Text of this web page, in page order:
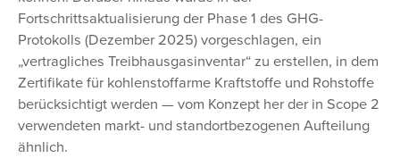
Fortschrittsaktualisierung der Phase 1 des GHG-
Protokolls (Dezember 2025) vorgeschlagen, ein
„vertragliches Treibhausgasinventar“ zu erstellen, in dem
Zertifikate für kohlenstoffarme Kraftstoffe und Rohstoffe
berücksichtigt werden — vom Konzept her der in Scope 2
verwendeten markt- und standortbezogenen Aufteilung
ähnlich.